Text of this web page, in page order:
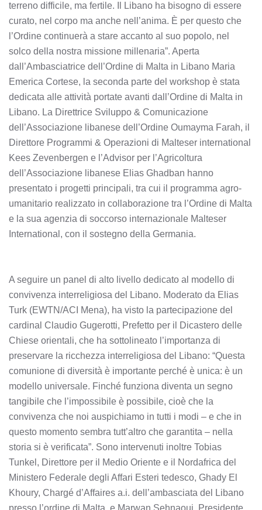
terreno difficile, ma fertile. Il Libano ha bisogno di essere
curato, nel corpo ma anche nell’anima. È per questo che
l’Ordine continuerà a stare accanto al suo popolo, nel
solco della nostra missione millenaria”. Aperta
dall’Ambasciatrice dell’Ordine di Malta in Libano Maria
Emerica Cortese, la seconda parte del workshop è stata
dedicata alle attività portate avanti dall’Ordine di Malta in
Libano. La Direttrice Sviluppo & Comunicazione
dell’Associazione libanese dell’Ordine Oumayma Farah, il
Direttore Programmi & Operazioni di Malteser international
Kees Zevenbergen e l’Advisor per l’Agricoltura
dell’Associazione libanese Elias Ghadban hanno
presentato i progetti principali, tra cui il programma agro-
umanitario realizzato in collaborazione tra l’Ordine di Malta
e la sua agenzia di soccorso internazionale Malteser
International, con il sostegno della Germania.
A seguire un panel di alto livello dedicato al modello di
convivenza interreligiosa del Libano. Moderato da Elias
Turk (EWTN/ACI Mena), ha visto la partecipazione del
cardinal Claudio Gugerotti, Prefetto per il Dicastero delle
Chiese orientali, che ha sottolineato l’importanza di
preservare la ricchezza interreligiosa del Libano: “Questa
comunione di diversità è importante perché è unica: è un
modello universale. Finché funziona diventa un segno
tangibile che l’impossibile è possibile, cioè che la
convivenza che noi auspichiamo in tutti i modi – e che in
questo momento sembra tutt’altro che garantita – nella
storia si è verificata”. Sono intervenuti inoltre Tobias
Tunkel, Direttore per il Medio Oriente e il Nordafrica del
Ministero Federale degli Affari Esteri tedesco, Ghady El
Khoury, Chargé d’Affaires a.i. dell’ambasciata del Libano
presso l’ordine di Malta, e Marwan Sehnaoui, Presidente